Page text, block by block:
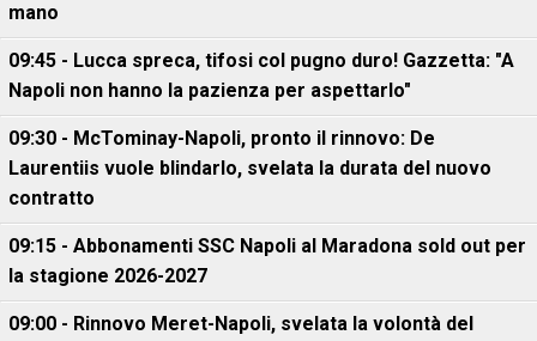
mano
09:45 - Lucca spreca, tifosi col pugno duro! Gazzetta: "A
Napoli non hanno la pazienza per aspettarlo"
09:30 - McTominay-Napoli, pronto il rinnovo: De
Laurentiis vuole blindarlo, svelata la durata del nuovo
contratto
09:15 - Abbonamenti SSC Napoli al Maradona sold out per
la stagione 2026-2027
09:00 - Rinnovo Meret-Napoli, svelata la volontà del